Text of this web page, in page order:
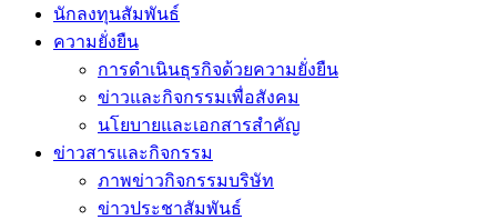
นักลงทุนสัมพันธ์
ความยั่งยืน
การดำเนินธุรกิจด้วยความยั่งยืน
ข่าวและกิจกรรมเพื่อสังคม
นโยบายและเอกสารสำคัญ
ข่าวสารและกิจกรรม
ภาพข่าวกิจกรรมบริษัท
ข่าวประชาสัมพันธ์